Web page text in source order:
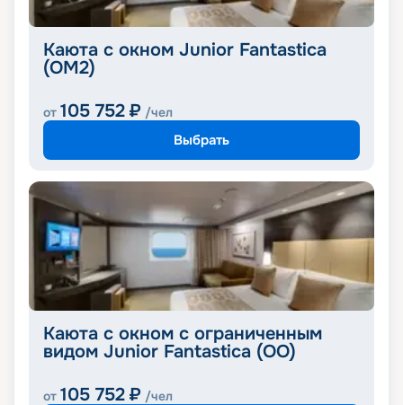
Каюта с окном Junior Fantastica
(OM2)
от 105 752 ₽ /чел
Выбрать
Каюта с окном с ограниченным
видом Junior Fantastica (OO)
от 105 752 ₽ /чел